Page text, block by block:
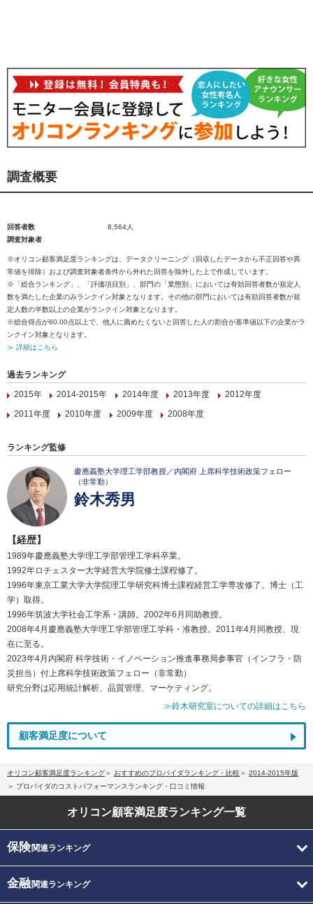
調査概要
回答者数
8,564人
調査対象者
※オリコン顧客満足度ランキングは、データクリーニング（回収したデータから不正回答や異
常値を排除）および調査対象者条件から外れた回答を除外した上で作成しています。
※「総合ランキング」、「評価項目別」、部門の「業態別」においては有効回答者数が規定人
数を満たした企業のみランクイン対象となります。その他の部門においては有効回答者数が規
定人数の半数以上の企業がランクイン対象となります。
※総合得点が60.00点以上で、他人に薦めたくないと回答した人の割合が基準値以下の企業がラ
ンクイン対象となります。
≫ 詳細はこちら
過去ランキング
2015年
2014-2015年 2014年度 2013年度
2012年度
2011年度
2010年度 2009年度 2008年度
ランキング監修
慶應義塾大学理工学部教授／内閣府 上席科学技術政策フェロー
（非常勤）
鈴木秀男
【経歴】
1989年慶應義塾大学理工学部管理工学科卒業。
1992年ロチェスター大学経営大学院修士課程修了。
1996年東京工業大学大学院理工学研究科博士課程経営工学専攻修了。博士（工
学）取得。
1996年筑波大学社会工学系・講師。2002年6月同助教授。
2008年4月慶應義塾大学理工学部管理工学科・准教授。2011年4月同教授、現
在に至る。
2023年4月内閣府 科学技術・イノベーション推進事務局参事官（インフラ・防
災担当）付上席科学技術政策フェロー（非常勤）
研究分野は応用統計解析、品質管理、マーケティング。
≫鈴木研究室についての詳細はこちら
顧客満足度について
オリコン顧客満足度ランキング おすすめのプロバイダランキング・比較
2014-2015年版
プロバイダのコストパフォーマンスランキング・口コミ情報
オリコン顧客満足度ランキング一覧
保険関連ランキング
金融関連ランキング